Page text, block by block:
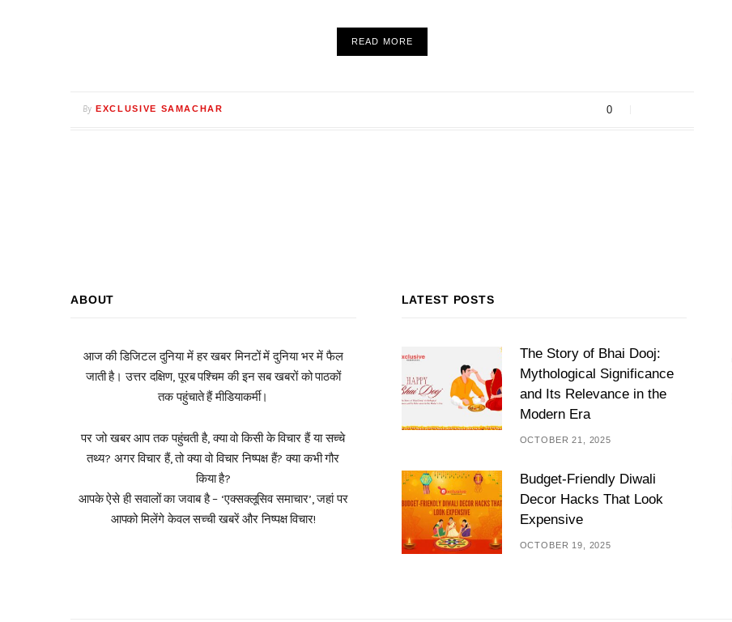
READ MORE
By EXCLUSIVE SAMACHAR 0
ABOUT
आज की डिजिटल दुनिया में हर खबर मिनटों में दुनिया भर में फैल
जाती है। उत्तर दक्षिण, पूरब पश्चिम की इन सब खबरों को पाठकों
तक पहुंचाते हैं मीडियाकर्मी।
पर जो खबर आप तक पहुंचती है, क्या वो किसी के विचार हैं या सच्चे
तथ्य? अगर विचार हैं, तो क्या वो विचार निष्पक्ष हैं? क्या कभी गौर
किया है?
आपके ऐसे ही सवालों का जवाब है – ‘एक्सक्लूसिव समाचार’, जहां पर
आपको मिलेंगे केवल सच्ची खबरें और निष्पक्ष विचार!
LATEST POSTS
The Story of Bhai Dooj:
Mythological Significance
and Its Relevance in the
Modern Era
OCTOBER 21, 2025
Budget-Friendly Diwali
Decor Hacks That Look
Expensive
OCTOBER 19, 2025